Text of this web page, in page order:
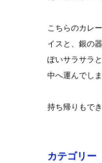
こちらのカレ
イスと、銀の
ぽいサラサラ
中へ運んでし
持ち帰りもで
カテゴリー